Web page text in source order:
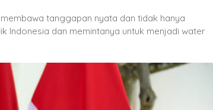
tanggapan nyata dan tidak hanya
Indonesia dan memintanya untuk menjadi water